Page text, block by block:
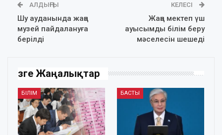
АЛДЫҢҒЫ
Шу ауданында жаңа
музей пайдалануға
берілді
КЕЛЕСІ
Жаңа мектеп үш
ауысымды білім беру
мәселесін шешеді
Өзге Жаңалықтар
БІЛІМ БАСТЫ